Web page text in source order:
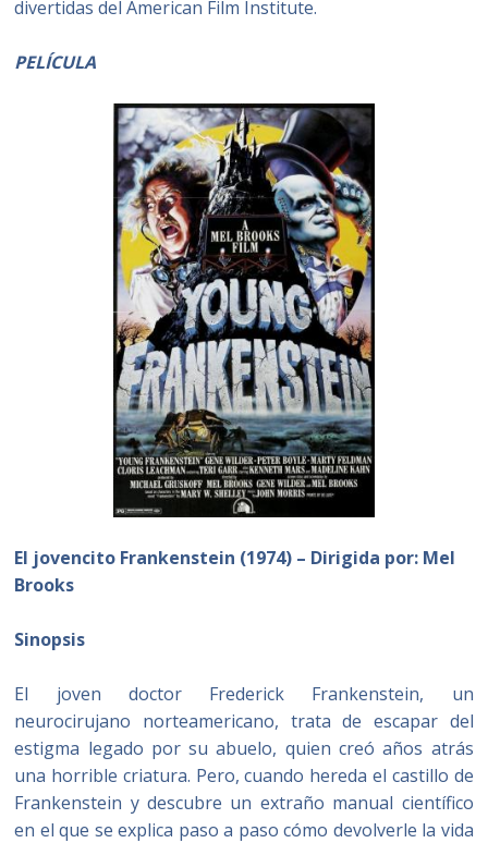
divertidas del American Film Institute.
PELÍCULA
El jovencito Frankenstein (1974) – Dirigida por: Mel
Brooks
Sinopsis
El joven doctor Frederick Frankenstein, un
neurocirujano norteamericano, trata de escapar del
estigma legado por su abuelo, quien creó años atrás
una horrible criatura. Pero, cuando hereda el castillo de
Frankenstein y descubre un extraño manual científico
en el que se explica paso a paso cómo devolverle la vida